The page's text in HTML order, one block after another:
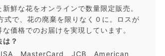
鮮な花をオンラインで数量限定販売。
式で、花の廃棄を限りなく０に。ロスが
価格でのお届けを実現しています。
？
、MasterCard、JCB、American